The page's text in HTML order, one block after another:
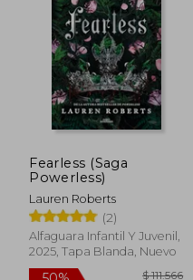
40% $
Fearless (Saga
Powerless)
Lauren Roberts
(2)
Alfaguara Infantil Y Juvenil,
2025, Tapa Blanda, Nuevo